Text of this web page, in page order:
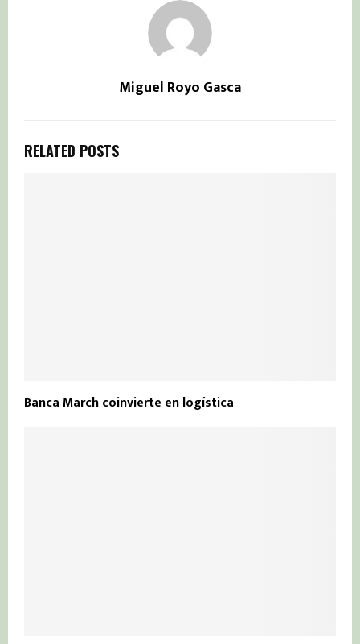
Miguel Royo Gasca
RELATED POSTS
Banca March coinvierte en logística